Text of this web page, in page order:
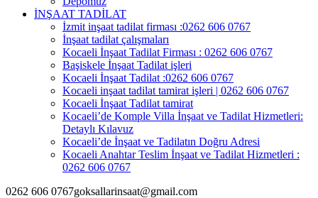
İNŞAAT TADİLAT
İzmit inşaat tadilat firması :0262 606 0767
İnşaat tadilat çalışmaları
Kocaeli İnşaat Tadilat Firması : 0262 606 0767
Başiskele İnşaat Tadilat işleri
Kocaeli İnşaat Tadilat :0262 606 0767
Kocaeli inşaat tadilat tamirat işleri | 0262 606 0767
Kocaeli İnşaat Tadilat tamirat
Kocaeli’de Komple Villa İnşaat ve Tadilat Hizmetleri:
Detaylı Kılavuz
Kocaeli’de İnşaat ve Tadilatın Doğru Adresi
Kocaeli Anahtar Teslim İnşaat ve Tadilat Hizmetleri :
0262 606 0767
0262 606 0767goksallarinsaat@gmail.com